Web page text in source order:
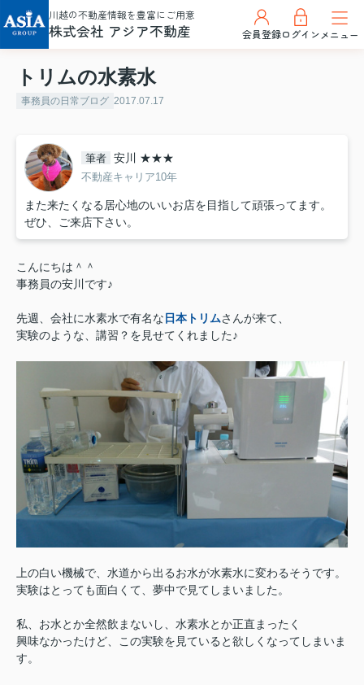
川越の不動産情報を豊富にご用意
株式会社 アジア不動産 会員登録ログインメニュー
トリムの水素水
事務員の日常ブログ 2017.07.17
筆者 安川 ★★★
不動産キャリア10年
また来たくなる居心地のいいお店を目指して頑張ってます。
ぜひ、ご来店下さい。
こんにちは＾＾
事務員の安川です♪
先週、会社に水素水で有名な 日本トリムさんが来て、
実験のような、講習？を見せてくれました♪
上の白い機械で、水道から出るお水が水素水に変わるそうです。
実験はとっても面白くて、夢中で見てしまいました。
私、お水とか全然飲まないし、水素水とか正直まったく
興味なかったけど、この実験を見ていると欲しくなってしまいま
す。